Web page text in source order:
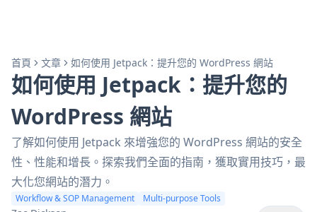
首頁 文章 如何使用 Jetpack：提升您的 WordPress 網站
如何使用 Jetpack：提升您的
WordPress 網站
了解如何使用 Jetpack 來增強您的 WordPress 網站的安全
性、性能和增長。探索我們全面的指南，獲取實用技巧，最
大化您網站的潛力。
Workflow & SOP Management Multi-purpose Tools